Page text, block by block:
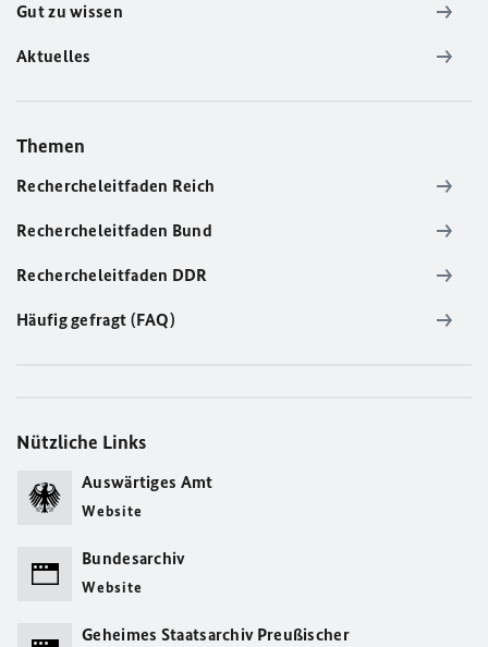
Gut zu wissen
Aktuelles
Themen
Rechercheleitfaden Reich
Rechercheleitfaden Bund
Rechercheleitfaden DDR
Häufig gefragt (FAQ)
Nützliche Links
Auswärtiges Amt
Website
Bundesarchiv
Website
Geheimes Staatsarchiv Preußischer